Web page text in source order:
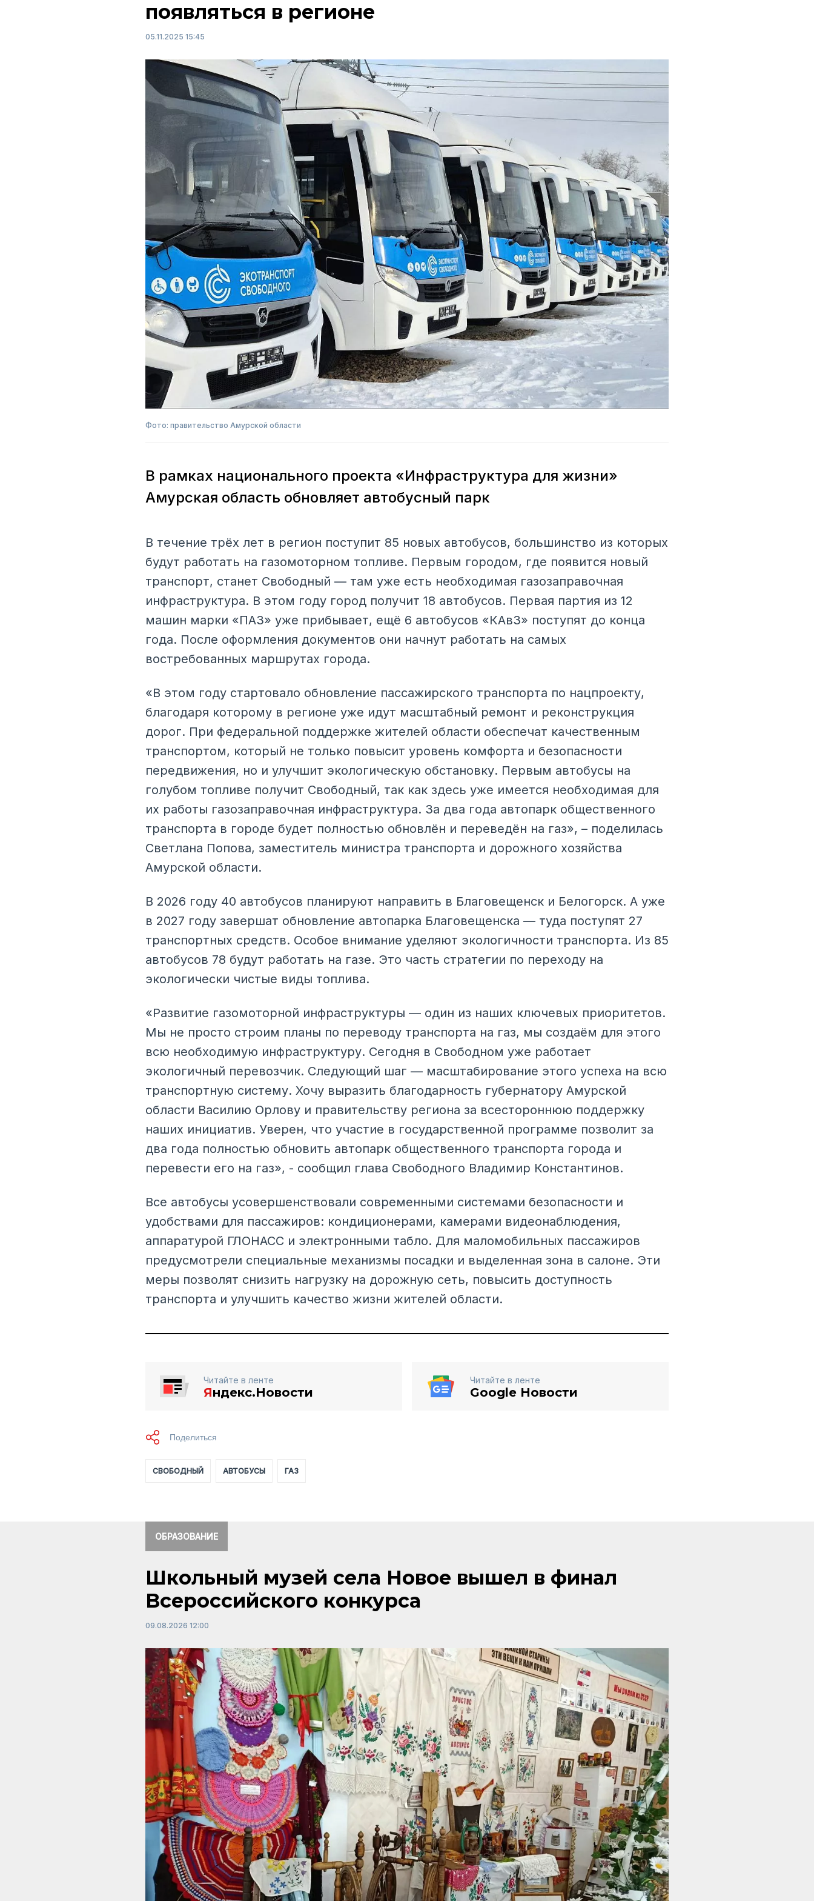
появляться в регионе
05.11.2025 15:45
Фото: правительство Амурской области
В рамках национального проекта «Инфраструктура для жизни»
Амурская область обновляет автобусный парк
В течение трёх лет в регион поступит 85 новых автобусов, большинство из которых
будут работать на газомоторном топливе. Первым городом, где появится новый
транспорт, станет Свободный — там уже есть необходимая газозаправочная
инфраструктура. В этом году город получит 18 автобусов. Первая партия из 12
машин марки «ПАЗ» уже прибывает, ещё 6 автобусов «КАвЗ» поступят до конца
года. После оформления документов они начнут работать на самых
востребованных маршрутах города.
«В этом году стартовало обновление пассажирского транспорта по нацпроекту,
благодаря которому в регионе уже идут масштабный ремонт и реконструкция
дорог. При федеральной поддержке жителей области обеспечат качественным
транспортом, который не только повысит уровень комфорта и безопасности
передвижения, но и улучшит экологическую обстановку. Первым автобусы на
голубом топливе получит Свободный, так как здесь уже имеется необходимая для
их работы газозаправочная инфраструктура. За два года автопарк общественного
транспорта в городе будет полностью обновлён и переведён на газ», – поделилась
Светлана Попова, заместитель министра транспорта и дорожного хозяйства
Амурской области.
В 2026 году 40 автобусов планируют направить в Благовещенск и Белогорск. А уже
в 2027 году завершат обновление автопарка Благовещенска — туда поступят 27
транспортных средств. Особое внимание уделяют экологичности транспорта. Из 85
автобусов 78 будут работать на газе. Это часть стратегии по переходу на
экологически чистые виды топлива.
«Развитие газомоторной инфраструктуры — один из наших ключевых приоритетов.
Мы не просто строим планы по переводу транспорта на газ, мы создаём для этого
всю необходимую инфраструктуру. Сегодня в Свободном уже работает
экологичный перевозчик. Следующий шаг — масштабирование этого успеха на всю
транспортную систему. Хочу выразить благодарность губернатору Амурской
области Василию Орлову и правительству региона за всестороннюю поддержку
наших инициатив. Уверен, что участие в государственной программе позволит за
два года полностью обновить автопарк общественного транспорта города и
перевести его на газ», - сообщил глава Свободного Владимир Константинов.
Все автобусы усовершенствовали современными системами безопасности и
удобствами для пассажиров: кондиционерами, камерами видеонаблюдения,
аппаратурой ГЛОНАСС и электронными табло. Для маломобильных пассажиров
предусмотрели специальные механизмы посадки и выделенная зона в салоне. Эти
меры позволят снизить нагрузку на дорожную сеть, повысить доступность
транспорта и улучшить качество жизни жителей области.
Читайте в ленте
Яндекс.Новости
Читайте в ленте
Google Новости
СВОБОДНЫЙ АВТОБУСЫ ГАЗ
ОБРАЗОВАНИЕ
Школьный музей села Новое вышел в финал
Всероссийского конкурса
09.08.2026 12:00